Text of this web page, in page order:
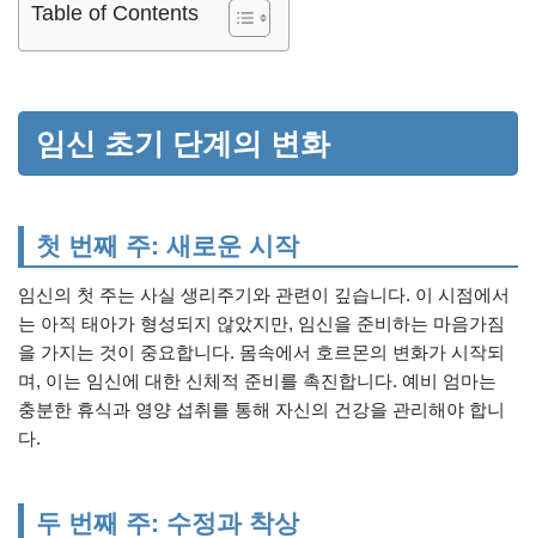
Table of Contents
임신 초기 단계의 변화
첫 번째 주: 새로운 시작
임신의 첫 주는 사실 생리주기와 관련이 깊습니다. 이 시점에서
는 아직 태아가 형성되지 않았지만, 임신을 준비하는 마음가짐
을 가지는 것이 중요합니다. 몸속에서 호르몬의 변화가 시작되
며, 이는 임신에 대한 신체적 준비를 촉진합니다. 예비 엄마는
충분한 휴식과 영양 섭취를 통해 자신의 건강을 관리해야 합니
다.
두 번째 주: 수정과 착상